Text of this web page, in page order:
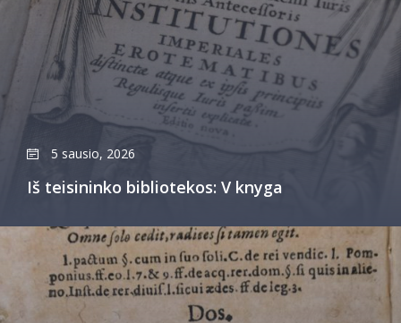
5 sausio, 2026
Iš teisininko bibliotekos: V knyga